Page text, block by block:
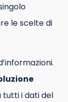
le scelte di
tutti i dati del